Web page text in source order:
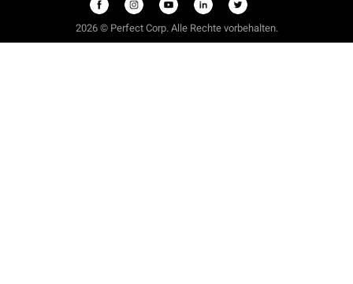
2026 © Perfect Corp. Alle Rechte vorbehalten.